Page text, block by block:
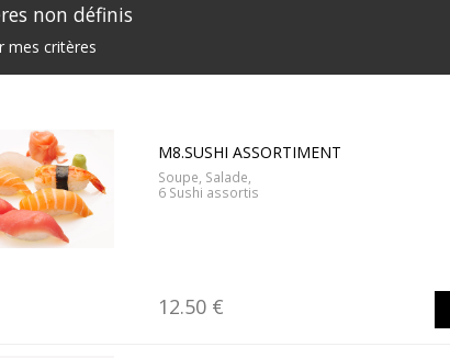
non définis
mes critères
M8.SUSHI ASSORTIMENT
Soupe, Salade,
6 Sushi assortis
12.50 €